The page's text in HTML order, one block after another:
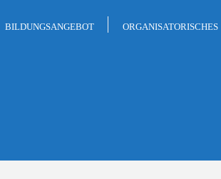
BILDUNGSANGEBOT ORGANISATORISCHES